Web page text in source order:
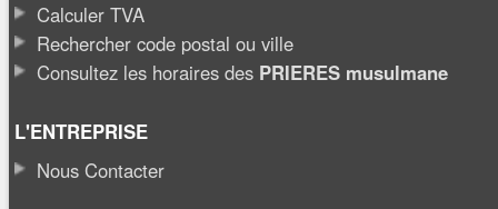
Calculer TVA
Rechercher code postal ou ville
Consultez les horaires des PRIERES musulmane
L'ENTREPRISE
Nous Contacter